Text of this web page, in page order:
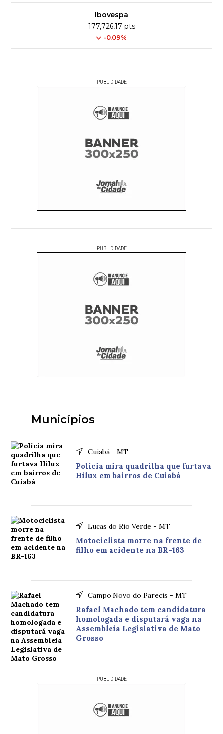
Ibovespa
177,726,17 pts
-0.09%
PUBLICIDADE
PUBLICIDADE
Municípios
Cuiabá - MT
Polícia mira quadrilha que furtava
Hilux em bairros de Cuiabá
Lucas do Rio Verde - MT
Motociclista morre na frente de
filho em acidente na BR-163
Campo Novo do Parecis - MT
Rafael Machado tem candidatura
homologada e disputará vaga na
Assembleia Legislativa de Mato
Grosso
PUBLICIDADE